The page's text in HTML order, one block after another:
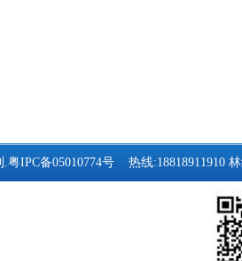
.粤IPC备05010774号热线:18818911910 林